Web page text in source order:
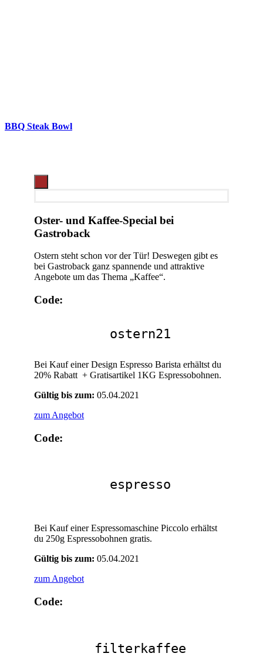
BBQ Steak Bowl
Oster- und Kaffee-Special bei
Gastroback
Ostern steht schon vor der Tür! Deswegen gibt es
bei Gastroback ganz spannende und attraktive
Angebote um das Thema „Kaffee“.
Code:
ostern21
Bei Kauf einer Design Espresso Barista erhältst du
20% Rabatt + Gratisartikel 1KG Espressobohnen.
Gültig bis zum: 05.04.2021
zum Angebot
Code:
espresso
Bei Kauf einer Espressomaschine Piccolo erhältst
du 250g Espressobohnen gratis.
Gültig bis zum: 05.04.2021
zum Angebot
Code:
filterkaffee